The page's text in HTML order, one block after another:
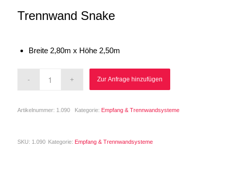
Trennwand Snake
Breite 2,80m x Höhe 2,50m
Zur Anfrage hinzufügen
Artikelnummer: 1.090 Kategorie: Empfang & Trennwandsysteme
SKU: 1.090 Kategorie: Empfang & Trennwandsysteme